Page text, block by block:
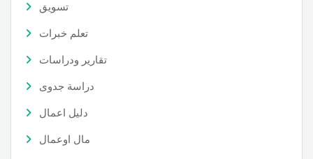
تسويق
تعلم خبرات
تقارير ودراسات
دراسة جدوى
دليل اعمال
مال اوعمال